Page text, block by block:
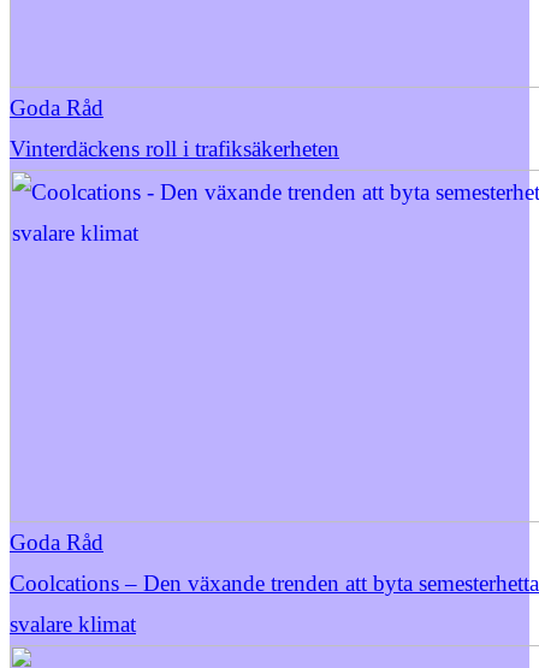
Goda Råd
Vinterdäckens roll i trafiksäkerheten
Goda Råd
Coolcations – Den växande trenden att byta
svalare klimat